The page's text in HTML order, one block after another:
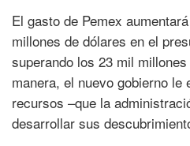
El gasto de Pemex
millones de dólares en el
superando los 23 mil
manera, el nuevo gobierno le
recursos –que la
desarrollar sus